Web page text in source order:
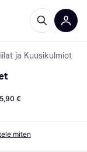
ja Kuusikulmiot
€
miten